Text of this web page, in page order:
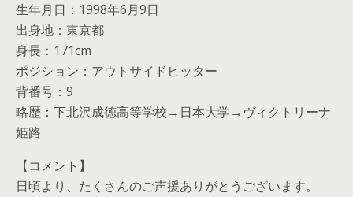
生年月日：1998年6月9日
出身地：東京都
身長：171cm
ポジション：アウトサイドヒッター
背番号：9
略歴：下北沢成徳高等学校→日本大学→ヴィクトリーナ
姫路
【コメント】
日頃より、たくさんのご声援ありがとうございます。